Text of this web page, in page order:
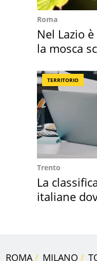
Roma
Nel Lazio
la mosca
TERRITORIO
Trento
La
italiane
ROMA MILANO